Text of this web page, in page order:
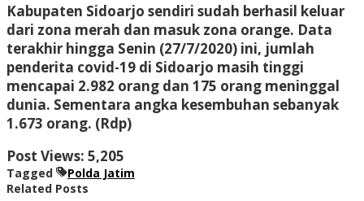
Kabupaten Sidoarjo sendiri sudah berhasil keluar
dari zona merah dan masuk zona orange. Data
terakhir hingga Senin (27/7/2020) ini, jumlah
penderita covid-19 di Sidoarjo masih tinggi
mencapai 2.982 orang dan 175 orang meninggal
dunia. Sementara angka kesembuhan sebanyak
1.673 orang. (Rdp)
Post Views: 5,205
Tagged
Polda Jatim
Related Posts